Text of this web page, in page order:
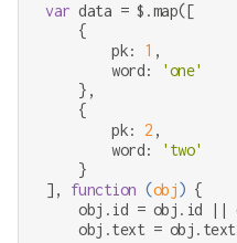
var data = $.map([
    {
        pk:
1 ,
        word:
'one'
    },
    {
        pk:
2 ,
        word:
'two'
    }
], function (obj) {
obj.id = obj.id ||
obj.text =